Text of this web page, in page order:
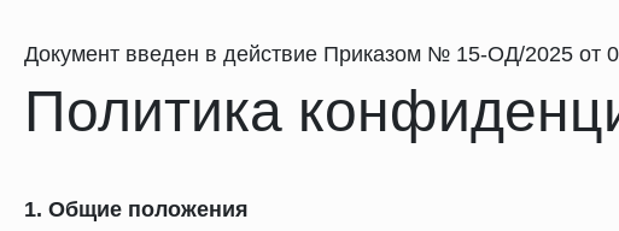
Документ введен в действие Приказом № 15-ОД/2025 от
Политика
1. Общие положения